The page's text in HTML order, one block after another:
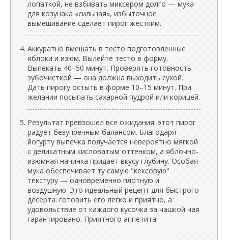
лопаткой, не взбивать миксером долго — мука
для козунака «сильная», избыточное
вымешивание сделает пирог жестким.
Аккуратно вмешать в тесто подготовленные
яблоки и изюм. Вылейте тесто в форму.
Выпекать 40–50 минут. Проверять готовность
зубочисткой — она должна выходить сухой.
Дать пирогу остыть в форме 10–15 минут. При
желании посыпать сахарной пудрой или корицей.
Результат превзошел все ожидания: этот пирог
радует безупречным балансом. Благодаря
йогурту выпечка получается невероятно мягкой
с деликатным кисловатым оттенком, а яблочно-
изюмная начинка придает вкусу глубину. Особая
мука обеспечивает ту самую "кексовую"
текстуру — одновременно плотную и
воздушную. Это идеальный рецепт для быстрого
десерта: готовить его легко и приятно, а
удовольствие от каждого кусочка за чашкой чая
гарантировано. Приятного аппетита!